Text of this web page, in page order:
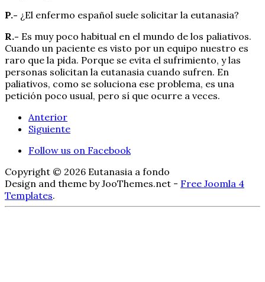
P.- ¿El enfermo español suele solicitar la eutanasia?
R.- Es muy poco habitual en el mundo de los paliativos.
Cuando un paciente es visto por un equipo nuestro es
raro que la pida. Porque se evita el sufrimiento, y las
personas solicitan la eutanasia cuando sufren. En
paliativos, como se soluciona ese problema, es una
petición poco usual, pero sí que ocurre a veces.
Anterior
Siguiente
Follow us on Facebook
Copyright © 2026 Eutanasia a fondo
Design and theme by JooThemes.net - Free Joomla 4
Templates.